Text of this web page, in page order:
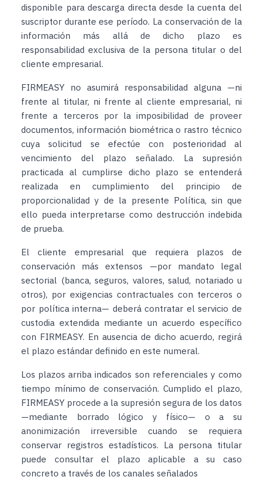
disponible para descarga directa desde la cuenta del
suscriptor durante ese período. La conservación de la
información más allá de dicho plazo es
responsabilidad exclusiva de la persona titular o del
cliente empresarial.
FIRMEASY no asumirá responsabilidad alguna —ni
frente al titular, ni frente al cliente empresarial, ni
frente a terceros por la imposibilidad de proveer
documentos, información biométrica o rastro técnico
cuya solicitud se efectúe con posterioridad al
vencimiento del plazo señalado. La supresión
practicada al cumplirse dicho plazo se entenderá
realizada en cumplimiento del principio de
proporcionalidad y de la presente Política, sin que
ello pueda interpretarse como destrucción indebida
de prueba.
El cliente empresarial que requiera plazos de
conservación más extensos —por mandato legal
sectorial (banca, seguros, valores, salud, notariado u
otros), por exigencias contractuales con terceros o
por política interna— deberá contratar el servicio de
custodia extendida mediante un acuerdo específico
con FIRMEASY. En ausencia de dicho acuerdo, regirá
el plazo estándar definido en este numeral.
Los plazos arriba indicados son referenciales y como
tiempo mínimo de conservación. Cumplido el plazo,
FIRMEASY procede a la supresión segura de los datos
—mediante borrado lógico y físico— o a su
anonimización irreversible cuando se requiera
conservar registros estadísticos. La persona titular
puede consultar el plazo aplicable a su caso
concreto a través de los canales señalados